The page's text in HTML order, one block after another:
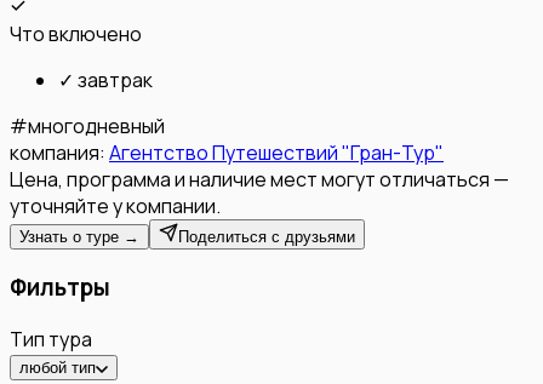
Что включено
✓ завтрак
#многодневный
компания: Агентство Путешествий "Гран-Тур"
Цена, программа и наличие мест могут отличаться —
уточняйте у компании.
Узнать о туре → Поделиться с друзьями
Фильтры
Тип тура
любой тип